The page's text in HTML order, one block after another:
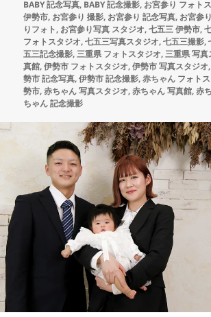
ー
BABY 記念写真, BABY 記念撮影, お宮参り フォト
伊勢市, お宮参り 撮影, お宮参り 記念写真, お宮参
りフォト, お宮参り写真 スタジオ,七五三 伊勢市,
フォトスタジオ,七五三写真スタジオ,七五三撮影,
五三記念撮影,三重県 フォトスタジオ,三重県 写
真館,伊勢市 フォトスタジオ,伊勢市 写真スタジオ
勢市 記念写真,伊勢市 記念撮影,赤ちゃん フォト
勢市,赤ちゃん 写真スタジオ,赤ちゃん 写真館,赤
ちゃん 記念撮影